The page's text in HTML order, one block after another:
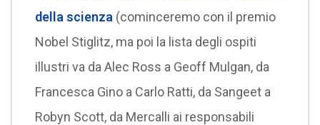
della scienza (cominceremo con il premio
Nobel Stiglitz, ma poi la lista degli ospiti
illustri va da Alec Ross a Geoff Mulgan, da
Francesca Gino a Carlo Ratti, da Sangeet a
Robyn Scott, da Mercalli ai responsabili